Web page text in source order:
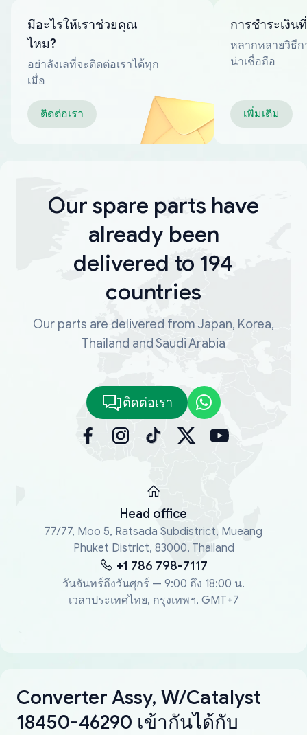
มีอะไรให้เราช่วยคุณ
ไหม?
อย่าลังเลที่จะติดต่อเราได้ทุก
เมื่อ
ติดต่อเรา
การชำระเงิน
หลากหลายวิธีก
น่าเชื่อถือ
เพิ่มเติม
Our spare parts have
already been
delivered to 194
countries
Our parts are delivered from Japan, Korea,
Thailand and Saudi Arabia
ติดต่อเรา
Head office
77/77, Moo 5, Ratsada Subdistrict, Mueang
Phuket District, 83000, Thailand
+1 786 798-7117
วันจันทร์ถึงวันศุกร์ — 9:00 ถึง 18:00 น.
เวลาประเทศไทย, กรุงเทพฯ, GMT+7
Converter Assy, W/Catalyst
18450-46290 เข้ากันได้กับ